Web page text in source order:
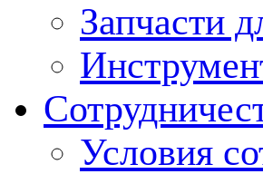
Запчасти
Условия